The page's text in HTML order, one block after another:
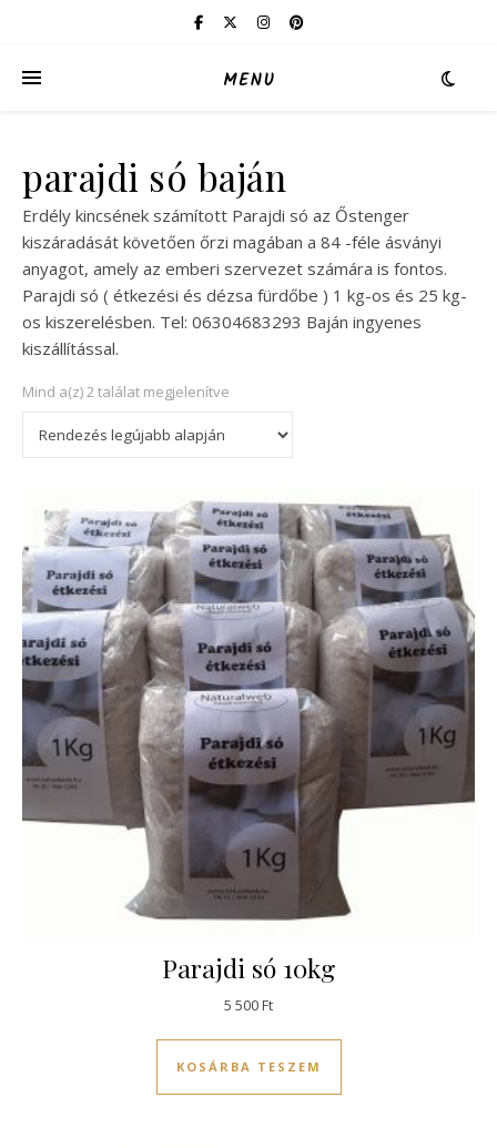
MENU
parajdi só baján
Erdély kincsének számított Parajdi só az Őstenger
kiszáradását követően őrzi magában a 84 -féle ásványi
anyagot, amely az emberi szervezet számára is fontos.
Parajdi só ( étkezési és dézsa fürdőbe ) 1 kg-os és 25 kg-
os kiszerelésben. Tel: 06304683293 Baján ingyenes
kiszállítással.
Mind a(z) 2 találat megjelenítve
Parajdi só 10kg
5 500Ft
KOSÁRBA TESZEM